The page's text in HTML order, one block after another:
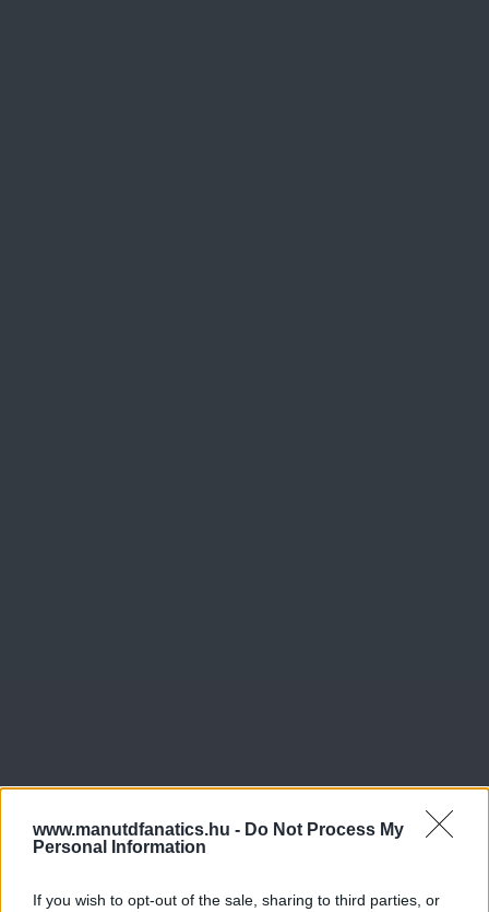
www.manutdfanatics.hu - Do Not Process My
Personal Information
If you wish to opt-out of the sale, sharing to third parties, or